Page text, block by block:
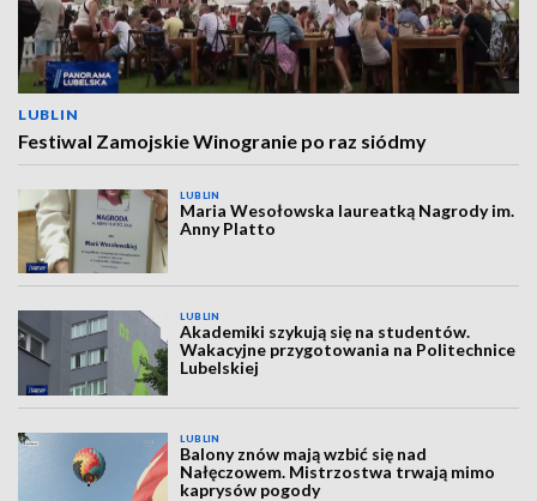
LUBLIN
Festiwal Zamojskie Winogranie po raz siódmy
LUBLIN
Maria Wesołowska laureatką Nagrody im.
Anny Platto
LUBLIN
Akademiki szykują się na studentów.
Wakacyjne przygotowania na Politechnice
Lubelskiej
LUBLIN
Balony znów mają wzbić się nad
Nałęczowem. Mistrzostwa trwają mimo
kaprysów pogody